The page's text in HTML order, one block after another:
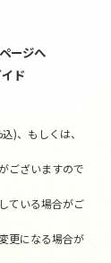
ージへ
ド
)、もしくは、
ございますので
ている場合がご
更になる場合が